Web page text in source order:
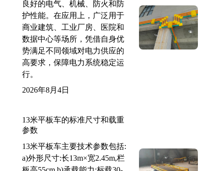
良好的电气、机械、防火和防
护性能。在应用上，广泛用于
商业建筑、工业厂房、医院和
数据中心等场所，凭借自身优
势满足不同领域对电力供应的
高要求，保障电力系统稳定运
行。
2026年8月4日
13米平板车的标准尺寸和载重
参数
13米平板车主要技术参数包括:
a)外形尺寸:长13m×宽2.45m,栏